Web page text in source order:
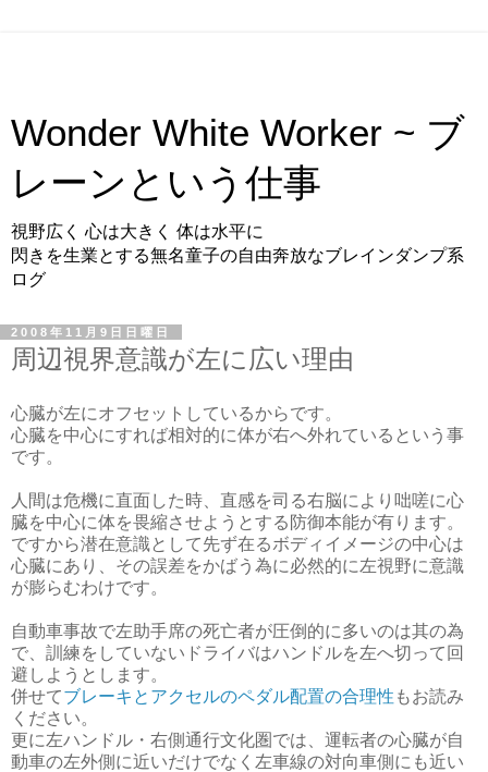
Wonder White Worker ~ ブ
レーンという仕事
視野広く 心は大きく 体は水平に
閃きを生業とする無名童子の自由奔放なブレインダンプ系
ログ
2008年11月9日日曜日
周辺視界意識が左に広い理由
心臓が左にオフセットしているからです。
心臓を中心にすれば相対的に体が右へ外れているという事
です。
人間は危機に直面した時、直感を司る右脳により咄嗟に心
臓を中心に体を畏縮させようとする防御本能が有ります。
ですから潜在意識として先ず在るボディイメージの中心は
心臓にあり、その誤差をかばう為に必然的に左視野に意識
が膨らむわけです。
自動車事故で左助手席の死亡者が圧倒的に多いのは其の為
で、訓練をしていないドライバはハンドルを左へ切って回
避しようとします。
併せてブレーキとアクセルのペダル配置の合理性 もお読み
ください。
更に左ハンドル・右側通行文化圏では、運転者の心臓が自
動車の左外側に近いだけでなく左車線の対向車側にも近い